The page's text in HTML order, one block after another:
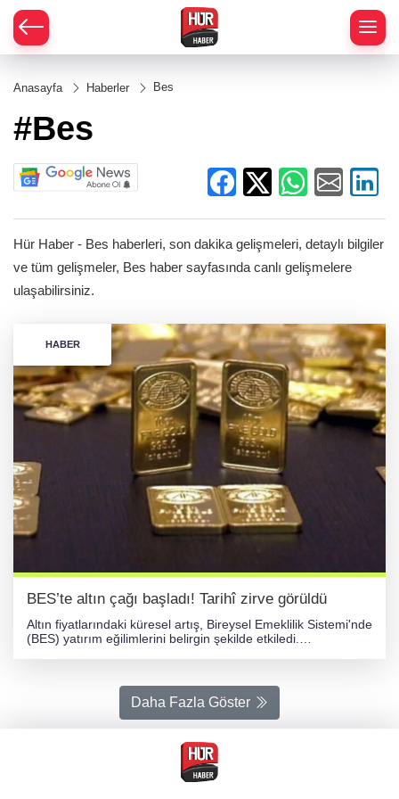
Anasayfa Haberler Bes
#Bes
Hür Haber - Bes haberleri, son dakika gelişmeleri, detaylı bilgiler
ve tüm gelişmeler, Bes haber sayfasında canlı gelişmelere
ulaşabilirsiniz.
HABER
BES’te altın çağı başladı! Tarihî zirve görüldü
Altın fiyatlarındaki küresel artış, Bireysel Emeklilik Sistemi'nde
(BES) yatırım eğilimlerini belirgin şekilde etkiledi.
ulaştı. Bu da sistemdeki her 3 TL’lik yatırımın 1 TL’sinin altına
yöneldiğini gösteriyor. BORSA İSTANBUL İLGİYİ ARTIRIYOR
Altının ardından en çok talep gören yatırım seçeneği hisse
İstanbul’un sunduğu fırsatlara yatırım yapmayı seçti. Hisse
fonlarının toplam büyüklüğü 287,35 milyar TL’ye ulaştı.
Böylece BES portföyünün yüzde 55,73’ü altın ve hisse senedi
Daha Fazla Göster